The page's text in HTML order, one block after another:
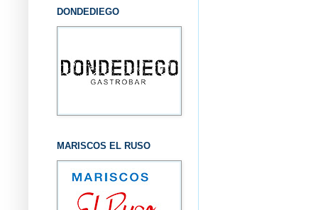
DONDEDIEGO
MARISCOS EL RUSO